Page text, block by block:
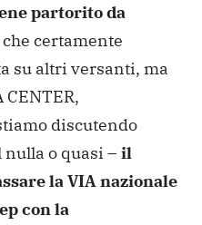
partorito da
che certamente
su altri versanti, ma
CENTER,
discutendo
o quasi – il
la VIA nazionale
con la